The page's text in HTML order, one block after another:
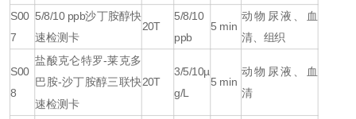
S00
7
5/8/10 ppb沙丁胺醇快
速检测卡
20T
5/8/10
ppb
5 min
动物尿液、血
清、组织
S00
8
盐酸克仑特罗-莱克多
巴胺-沙丁胺醇三联快
速检测卡
20T
3/5/10µ
g/L
5 min
动物尿液、血
清